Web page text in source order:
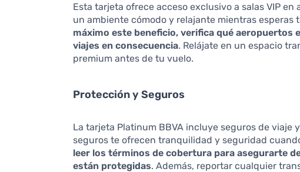
Esta tarjeta ofrece acceso exclusivo a salas VIP
un ambiente cómodo y relajante mientras esperas
máximo este beneficio, verifica qué aeropuertos
viajes en consecuencia. Relájate en un espacio
premium antes de tu vuelo.
Protección y Seguros
La tarjeta Platinum BBVA incluye seguros de viaje
seguros te ofrecen tranquilidad y seguridad
leer los términos de cobertura para asegurarte
están protegidas. Además, reportar cualquier